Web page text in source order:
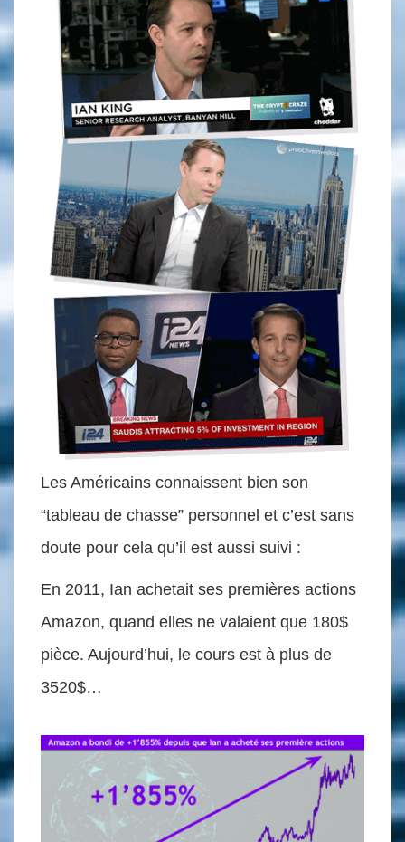
Les Américains connaissent bien son
“tableau de chasse” personnel et c’est sans
doute pour cela qu’il est aussi suivi :
En 2011, Ian achetait ses premières actions
Amazon, quand elles ne valaient que 180$
pièce. Aujourd’hui, le cours est à plus de
3520$…